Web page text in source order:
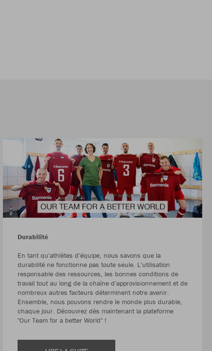
Durabilité
En tant qu'athlètes d'équipe, nous savons que la
durabilité ne fonctionne pas toute seule. L'utilisation
responsable des ressources, les bonnes conditions de
travail tout au long de la chaîne d'approvisionnement et de
nombreux autres facteurs déterminent notre avenir.
Ensemble, nous pouvons rendre le monde plus durable,
chaque jour. Découvrez dès maintenant la plateforme
"Our Team for a better World" !